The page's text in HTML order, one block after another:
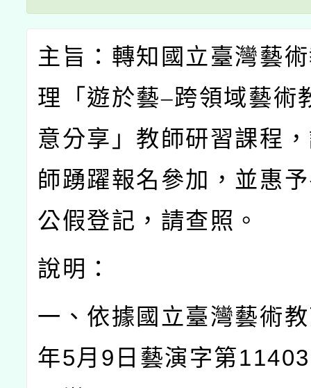
主旨：轉知國立臺灣藝
理「遊於藝–跨領域藝術
意分享」教師研習課程
師踴躍報名參加，並惠
公假登記，請查照。
說明：
一、依據國立臺灣藝術
年5月 9 日藝演字第